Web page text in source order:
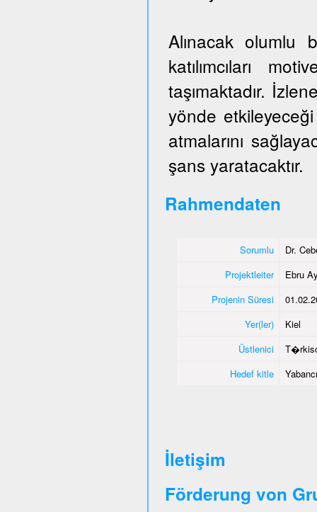
Alınacak olumlu
katılımcıları
taşımaktadır.
yönde
atmalarını
şans yaratacaktır.
Rahmendaten
Sorumlu
Dr.
Projektleiter
Ebru
Projenin Süresi
Yer(ler)
Kiel
Üstlenici
Hedef kitle
İletişim
Förderung von